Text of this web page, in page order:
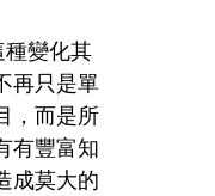
變化其
再只是單
，而是所
有豐富知
成莫大的